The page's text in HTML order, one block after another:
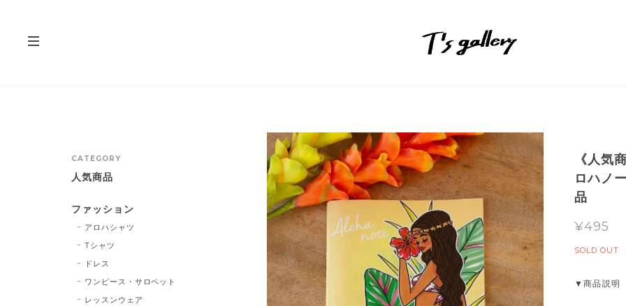
《人気
ロハノ
品
¥495
SOLD OUT
▼商品説明
CATEGORY
人気商品
ファッション
アロハシャツ
Tシャツ
ドレス
ワンピース・サロペット
レッスンウェア